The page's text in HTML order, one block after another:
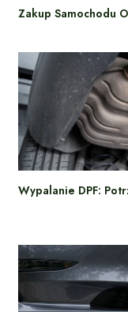
Zakup Samochodu
Wypalanie DPF: